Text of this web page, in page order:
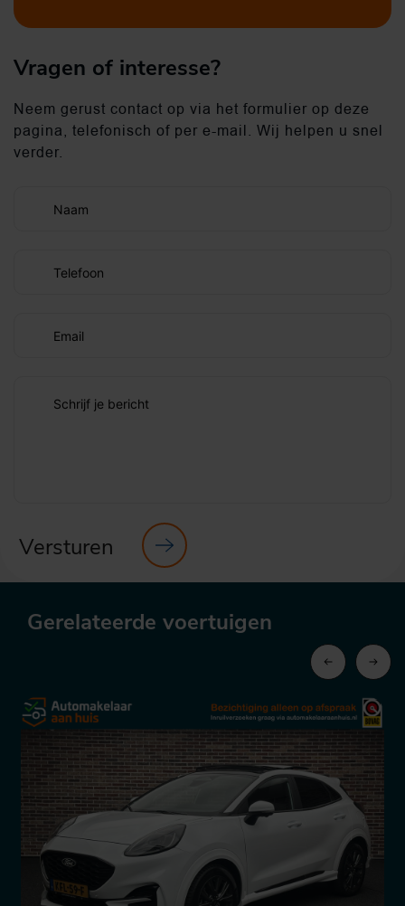
Vragen of interesse?
Neem gerust contact op via het formulier op deze
pagina, telefonisch of per e-mail. Wij helpen u snel
verder.
Naam
Telefoon
Email
Schrijf je bericht
Versturen
Gerelateerde voertuigen